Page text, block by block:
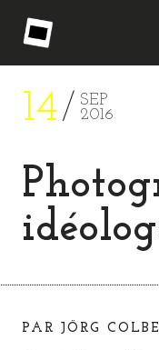
14
SEP
2016
PAR JÖRG